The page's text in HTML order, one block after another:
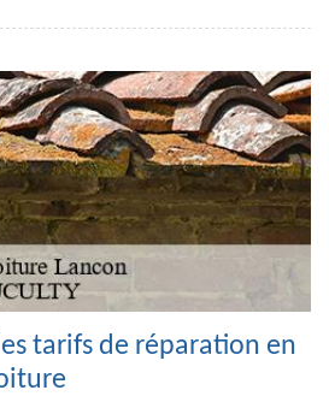
tarifs de réparation en